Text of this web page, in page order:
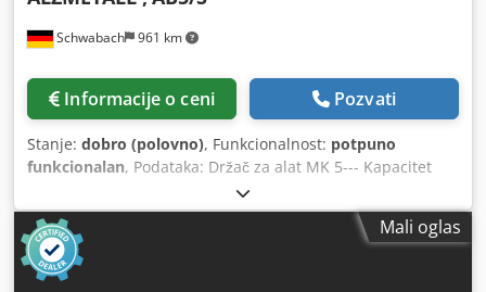
Schwabach 961 km
Informacije o ceni Pozvati
Stanje: dobro (polovno), Funkcionalnost: potpuno
funkcionalan, Podataka: Držač za alat MK 5--- Kapacitet
bušenja za ST60 50 mm--- Brzina serija beskrajno
promenljiva cca. 40 - 180 rpm + 180 – 800 obrtaja u minuti-
-- Dedpfx Aiozp Dr Hs Sekr 5 feeds 0.1 / 0.14 / 0.2 / 0.28 /
0.4 mm / ob--- Površina stola, 880 k 670 mm--- Projekcija:
385 mm---
Mali oglas